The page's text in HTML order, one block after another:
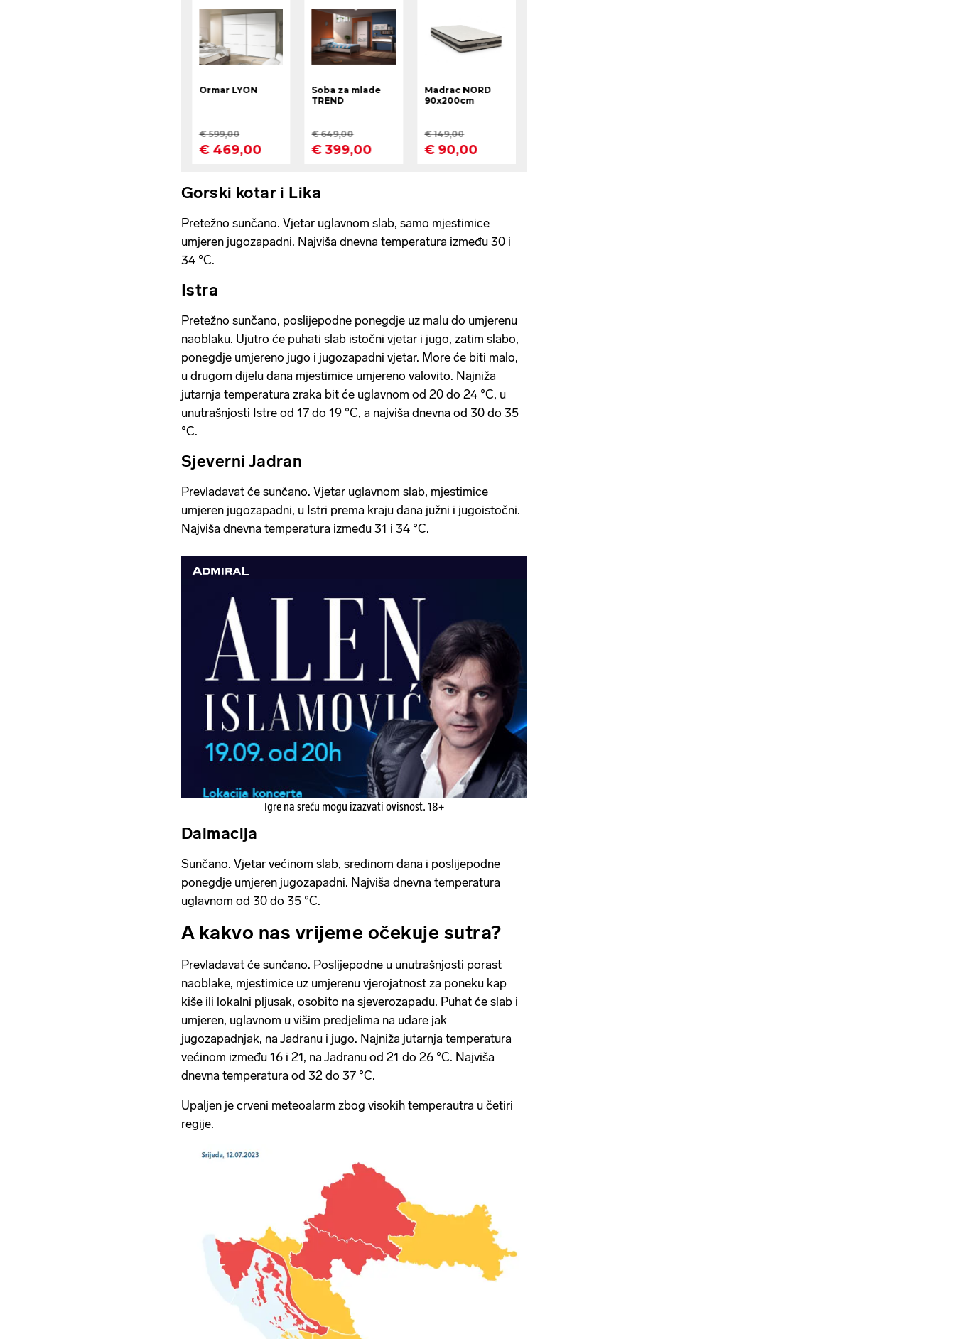
Gorski kotar i Lika
Pretežno sunčano. Vjetar uglavnom slab, samo mjestimice
umjeren jugozapadni. Najviša dnevna temperatura između 30 i
34 °C.
Istra
Pretežno sunčano, poslijepodne ponegdje uz malu do umjerenu
naoblaku. Ujutro će puhati slab istočni vjetar i jugo, zatim slabo,
ponegdje umjereno jugo i jugozapadni vjetar. More će biti malo,
u drugom dijelu dana mjestimice umjereno valovito. Najniža
jutarnja temperatura zraka bit će uglavnom od 20 do 24 °C, u
unutrašnjosti Istre od 17 do 19 °C, a najviša dnevna od 30 do 35
°C.
Sjeverni Jadran
Prevladavat će sunčano. Vjetar uglavnom slab, mjestimice
umjeren jugozapadni, u Istri prema kraju dana južni i jugoistočni.
Najviša dnevna temperatura između 31 i 34 °C.
Igre na sreću mogu izazvati ovisnost. 18+
Dalmacija
Sunčano. Vjetar većinom slab, sredinom dana i poslijepodne
ponegdje umjeren jugozapadni. Najviša dnevna temperatura
uglavnom od 30 do 35 °C.
A kakvo nas vrijeme očekuje sutra?
Prevladavat će sunčano. Poslijepodne u unutrašnjosti porast
naoblake, mjestimice uz umjerenu vjerojatnost za poneku kap
kiše ili lokalni pljusak, osobito na sjeverozapadu. Puhat će slab i
umjeren, uglavnom u višim predjelima na udare jak
jugozapadnjak, na Jadranu i jugo. Najniža jutarnja temperatura
većinom između 16 i 21, na Jadranu od 21 do 26 °C. Najviša
dnevna temperatura od 32 do 37 °C.
Upaljen je crveni meteoalarm zbog visokih temperautra u četiri
regije.